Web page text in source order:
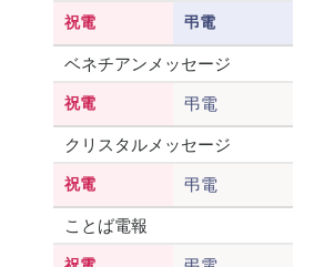
祝電 弔電
ベネチアンメッセージ
祝電 弔電
クリスタルメッセージ
祝電 弔電
ことば電報